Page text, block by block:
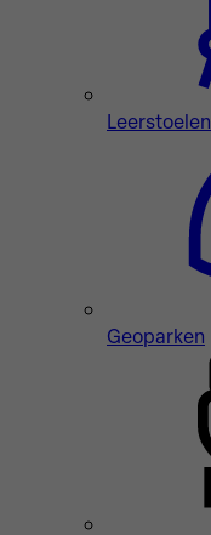
Leerstoelen
Geoparken